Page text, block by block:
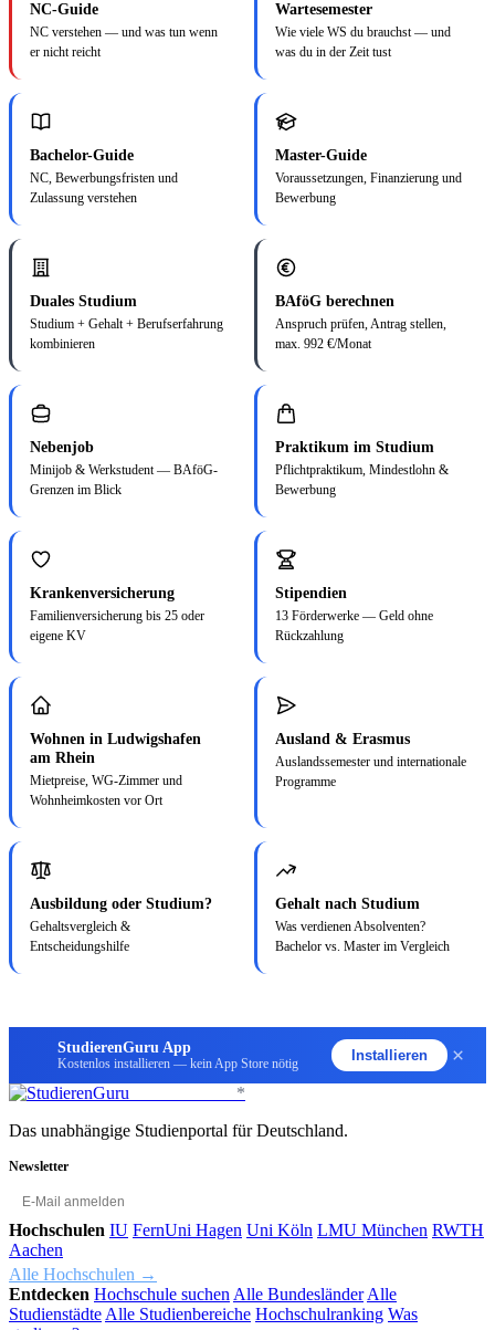
NC-Guide
NC verstehen — und was tun wenn
er nicht reicht
Wartesemester
Wie viele WS du brauchst — und
was du in der Zeit tust
Bachelor-Guide
NC, Bewerbungsfristen und
Zulassung verstehen
Master-Guide
Voraussetzungen, Finanzierung und
Bewerbung
Duales Studium
Studium + Gehalt + Berufserfahrung
kombinieren
BAföG berechnen
Anspruch prüfen, Antrag stellen,
max. 992 €/Monat
Nebenjob
Minijob & Werkstudent — BAföG-
Grenzen im Blick
Praktikum im Studium
Pflichtpraktikum, Mindestlohn &
Bewerbung
Krankenversicherung
Familienversicherung bis 25 oder
eigene KV
Stipendien
13 Förderwerke — Geld ohne
Rückzahlung
Wohnen in Ludwigshafen
am Rhein
Mietpreise, WG-Zimmer und
Wohnheimkosten vor Ort
Ausland & Erasmus
Auslandssemester und internationale
Programme
Ausbildung oder Studium?
Gehaltsvergleich &
Entscheidungshilfe
Gehalt nach Studium
Was verdienen Absolventen?
Bachelor vs. Master im Vergleich
StudierenGuru App
Kostenlos installieren — kein App Store nötig Installieren ×
*
Das unabhängige Studienportal für Deutschland.
Newsletter
Hochschulen IU FernUni Hagen Uni Köln LMU München RWTH
Aachen
Alle Hochschulen →
Entdecken Hochschule suchen Alle Bundesländer Alle
Studienstädte Alle Studienbereiche Hochschulranking Was